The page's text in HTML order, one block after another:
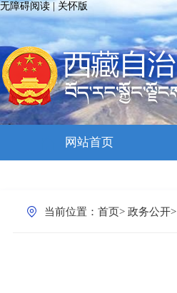
无障碍阅读 关怀版
网站首页
当前位置： 首页> 政务公开>